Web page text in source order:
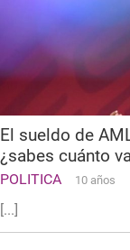
El sueldo de
¿sabes cuánto
POLITICA 10 años
[...]